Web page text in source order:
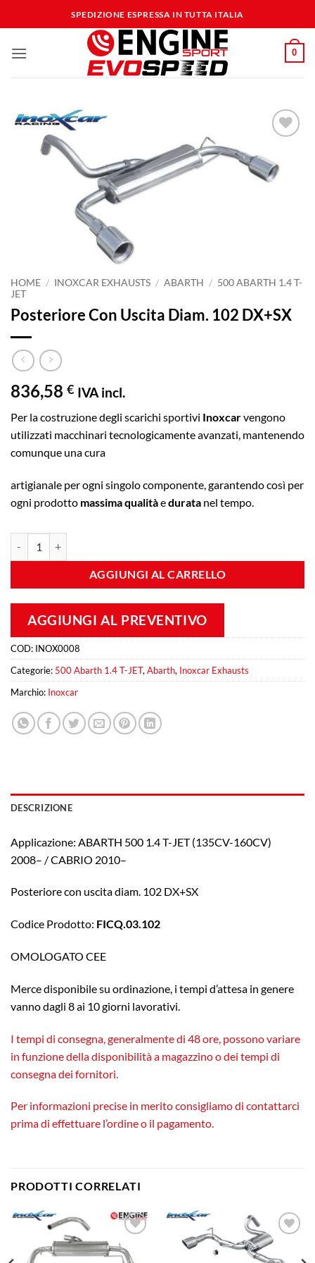
ai
SPEDIZIONE ESPRESSA IN TUTTA ITALIA
0
alla lista
dei
HOME / INOXCAR EXHAUSTS / ABARTH / 500 ABARTH 1.4 T-
JET
Posteriore Con Uscita Diam. 102 DX+SX
836,58 € IVA incl.
Per la costruzione degli scarichi sportivi Inoxcarvengono
utilizzati macchinari tecnologicamente avanzati, mantenendo
comunque una cura
artigianale per ogni singolo componente, garantendo così per
ogni prodotto massima qualitàedurata nel tempo.
AGGIUNGI AL CARRELLO
AGGIUNGI AL PREVENTIVO
COD: INOX0008
Categorie: 500 Abarth 1.4 T-JET, Abarth, Inoxcar Exhausts
Marchio: Inoxcar
DESCRIZIONE
Applicazione: ABARTH 500 1.4 T-JET (135CV-160CV)
2008– / CABRIO 2010–
Posteriore con uscita diam. 102 DX+SX
Codice Prodotto: FICQ.03.102
OMOLOGATO CEE
Merce disponibile su ordinazione, i tempi d’attesa in genere
vanno dagli 8 ai 10 giorni lavorativi.
I tempi di consegna, generalmente di 48 ore, possono variare
in funzione della disponibilità a magazzino o dei tempi di
consegna dei fornitori.
Per informazioni precise in merito consigliamo di contattarci
prima di effettuare l’ordine o il pagamento.
PRODOTTI CORRELATI
Aggiungi
alla lista
Aggiungi